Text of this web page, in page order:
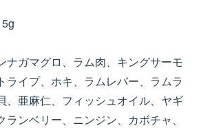
ナガマグロ、ラム肉、キングサーモ
ライプ、ホキ、ラムレバー、ラムラ
、亜麻仁、フィッシュオイル、ヤギ
ランベリー、ニンジン、カボチャ、